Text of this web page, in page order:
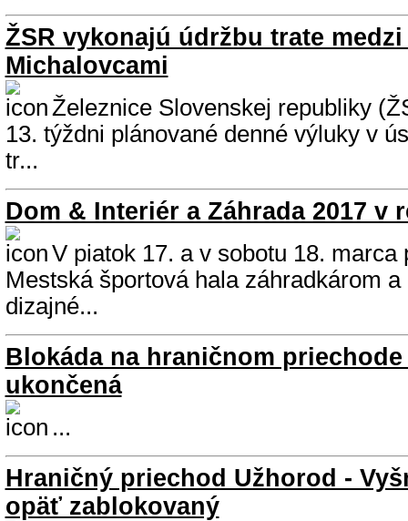
ŽSR vykonajú údržbu trate
Michalovcami
Železnice Slovenskej republiky
13. týždni plánované denné výluky v
tr...
Dom & Interiér a Záhrada 2017 v
V piatok 17. a v sobotu 18. marca
Mestská športová hala záhradkárom
dizajné...
Blokáda na hraničnom priechode
ukončená
...
Hraničný priechod Užhorod -
opäť zablokovaný